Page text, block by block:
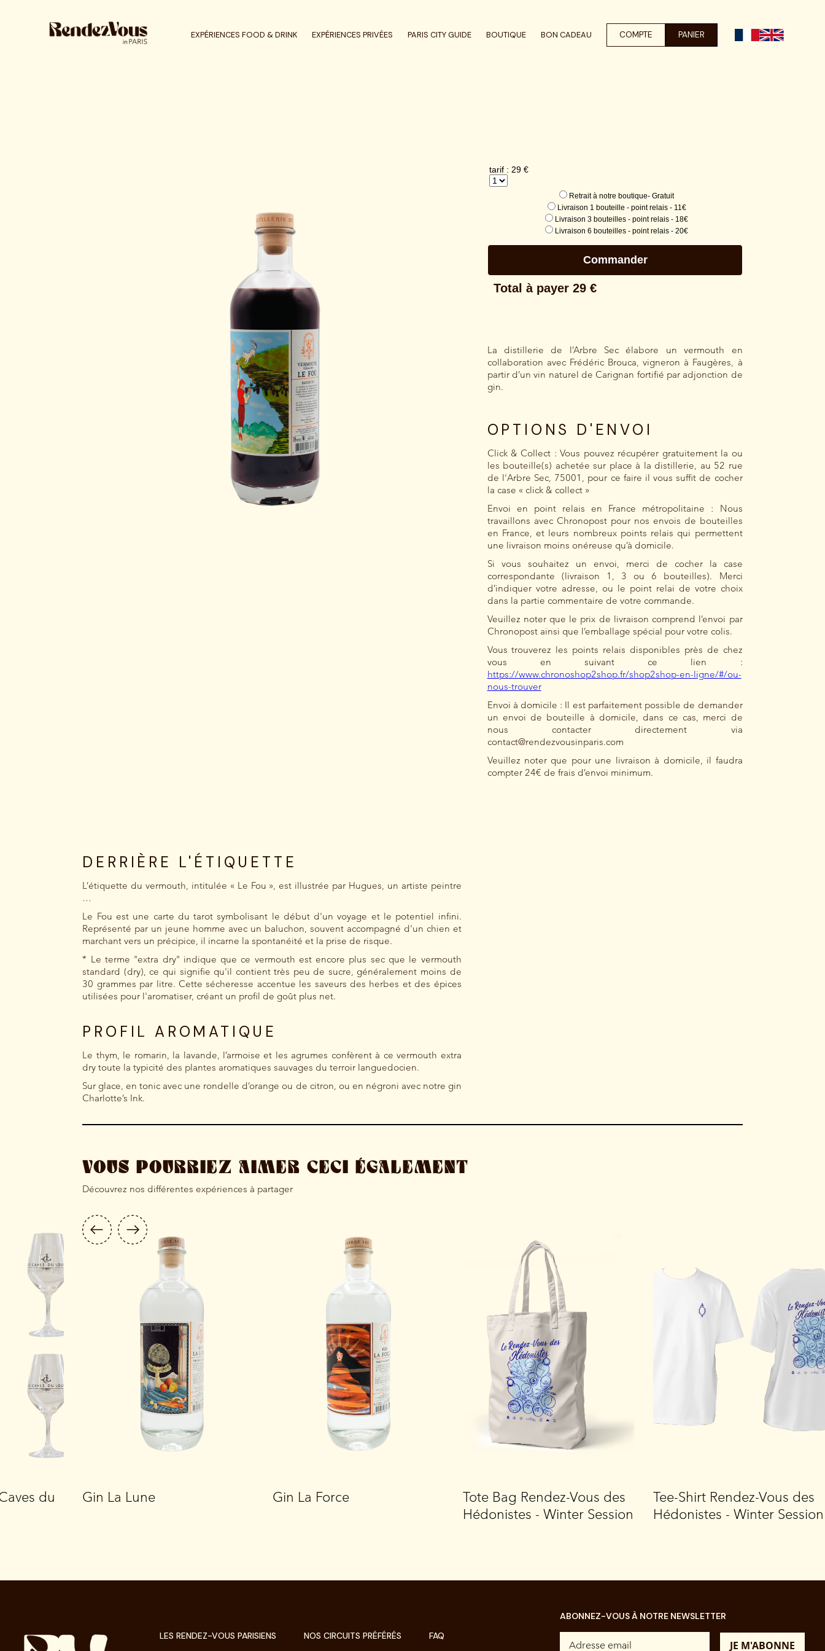
EXPÉRIENCES FOOD & DRINK EXPÉRIENCES PRIVÉES PARIS CITY GUIDE BOUTIQUE BON CADEAU COMPTE PANIER
La distillerie de l’Arbre Sec élabore un vermouth en
collaboration avec Frédéric Brouca, vigneron à Faugères, à
partir d’un vin naturel de Carignan fortifié par adjonction de
gin.
OPTIONS D'ENVOI
Click & Collect : Vous pouvez récupérer gratuitement la ou
les bouteille(s) achetée sur place à la distillerie, au 52 rue
de l'Arbre Sec, 75001, pour ce faire il vous suffit de cocher
la case « click & collect »
Envoi en point relais en France métropolitaine : Nous
travaillons avec Chronopost pour nos envois de bouteilles
en France, et leurs nombreux points relais qui permettent
une livraison moins onéreuse qu’à domicile.
Si vous souhaitez un envoi, merci de cocher la case
correspondante (livraison 1, 3 ou 6 bouteilles). Merci
d’indiquer votre adresse, ou le point relai de votre choix
dans la partie commentaire de votre commande.
Veuillez noter que le prix de livraison comprend l’envoi par
Chronopost ainsi que l’emballage spécial pour votre colis.
Vous trouverez les points relais disponibles près de chez
vous en suivant ce lien :
https://www.chronoshop2shop.fr/shop2shop-en-ligne/#/ou-
nous-trouver
Envoi à domicile : Il est parfaitement possible de demander
un envoi de bouteille à domicile, dans ce cas, merci de
nous contacter directement via
contact@rendezvousinparis.com
Veuillez noter que pour une livraison à domicile, il faudra
compter 24€ de frais d’envoi minimum.
DERRIÈRE L'ÉTIQUETTE
L’étiquette du vermouth, intitulée « Le Fou », est illustrée par Hugues, un artiste peintre
…
Le Fou est une carte du tarot symbolisant le début d'un voyage et le potentiel infini.
Représenté par un jeune homme avec un baluchon, souvent accompagné d'un chien et
marchant vers un précipice, il incarne la spontanéité et la prise de risque.
* Le terme "extra dry" indique que ce vermouth est encore plus sec que le vermouth
standard (dry), ce qui signifie qu'il contient très peu de sucre, généralement moins de
30 grammes par litre. Cette sécheresse accentue les saveurs des herbes et des épices
utilisées pour l'aromatiser, créant un profil de goût plus net.
PROFIL AROMATIQUE
Le thym, le romarin, la lavande, l’armoise et les agrumes confèrent à ce vermouth extra
dry toute la typicité des plantes aromatiques sauvages du terroir languedocien.
Sur glace, en tonic avec une rondelle d’orange ou de citron, ou en négroni avec notre gin
Charlotte’s Ink.
VOUS POURRIEZ AIMER CECI ÉGALEMENT
Découvrez nos différentes expériences à partager
du Gin La Lune Gin La Force
Tote Bag Rendez-Vous des
Hédonistes - Winter Session
Tee-Shirt Rendez-Vous des
Hédonistes - Winter Session
LES RENDEZ-VOUS PARISIENS NOS CIRCUITS PRÉFÉRÉS FAQ
ABONNEZ-VOUS À NOTRE NEWSLETTER